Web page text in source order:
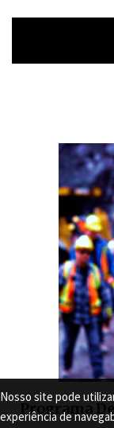
Programa
Nosso site pode
experiência de